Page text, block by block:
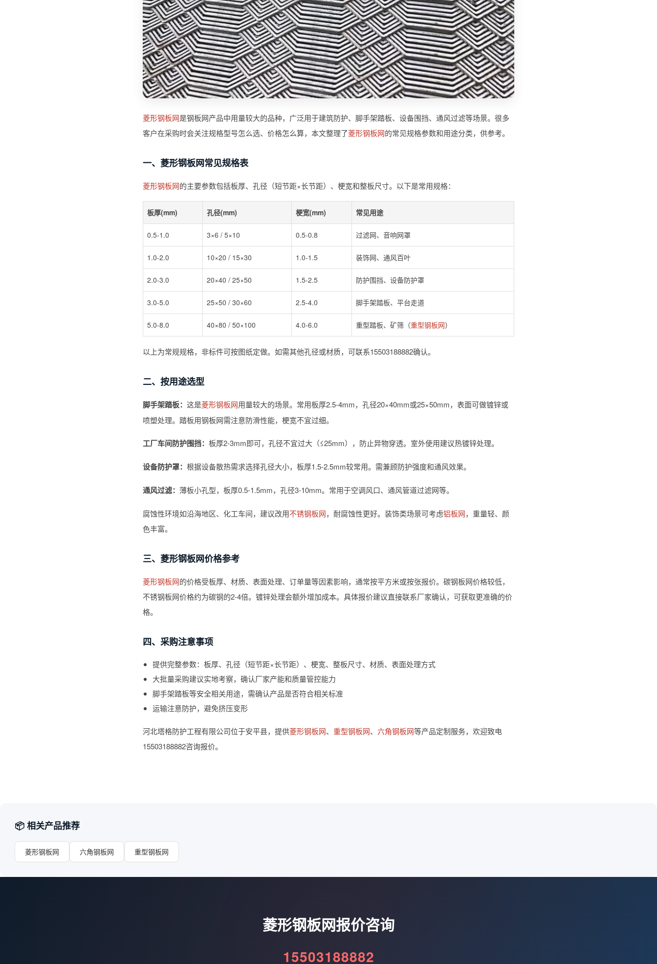
菱形钢板网是钢板网产品中用量较大的品种，广泛用于建筑防护、脚手架踏板、设备围挡、通风过滤等场景。很多
客户在采购时会关注规格型号怎么选、价格怎么算，本文整理了菱形钢板网的常见规格参数和用途分类，供参考。
一、菱形钢板网常见规格表
菱形钢板网的主要参数包括板厚、孔径（短节距×长节距）、梗宽和整板尺寸。以下是常用规格：
板厚(mm) 孔径(mm) 梗宽(mm) 常见用途
0.5-1.0 3×6 / 5×10 0.5-0.8 过滤网、音响网罩
1.0-2.0 10×20 / 15×30 1.0-1.5 装饰网、通风百叶
2.0-3.0 20×40 / 25×50 1.5-2.5 防护围挡、设备防护罩
3.0-5.0 25×50 / 30×60 2.5-4.0 脚手架踏板、平台走道
5.0-8.0 40×80 / 50×100 4.0-6.0 重型踏板、矿筛（重型钢板网）
以上为常规规格，非标件可按图纸定做。如需其他孔径或材质，可联系15503188882确认。
二、按用途选型
脚手架踏板： 这是菱形钢板网用量较大的场景。常用板厚2.5-4mm，孔径20×40mm或25×50mm，表面可做镀锌或
喷塑处理。踏板用钢板网需注意防滑性能，梗宽不宜过细。
工厂车间防护围挡： 板厚2-3mm即可，孔径不宜过大（≤25mm），防止异物穿透。室外使用建议热镀锌处理。
设备防护罩： 根据设备散热需求选择孔径大小，板厚1.5-2.5mm较常用。需兼顾防护强度和通风效果。
通风过滤： 薄板小孔型，板厚0.5-1.5mm，孔径3-10mm。常用于空调风口、通风管道过滤网等。
腐蚀性环境如沿海地区、化工车间，建议改用不锈钢板网，耐腐蚀性更好。装饰类场景可考虑铝板网，重量轻、颜
色丰富。
三、菱形钢板网价格参考
菱形钢板网的价格受板厚、材质、表面处理、订单量等因素影响，通常按平方米或按张报价。碳钢板网价格较低，
不锈钢板网价格约为碳钢的2-4倍。镀锌处理会额外增加成本。具体报价建议直接联系厂家确认，可获取更准确的价
格。
四、采购注意事项
提供完整参数：板厚、孔径（短节距×长节距）、梗宽、整板尺寸、材质、表面处理方式
大批量采购建议实地考察，确认厂家产能和质量管控能力
脚手架踏板等安全相关用途，需确认产品是否符合相关标准
运输注意防护，避免挤压变形
河北塔格防护工程有限公司位于安平县，提供菱形钢板网、 重型钢板网、 六角钢板网等产品定制服务，欢迎致电
15503188882咨询报价。
📦 相关产品推荐
菱形钢板网 六角钢板网 重型钢板网
菱形钢板网报价咨询
15503188882